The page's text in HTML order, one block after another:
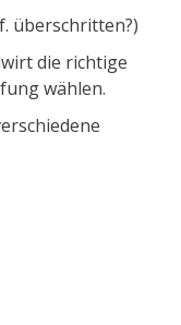
überschritten?)
die richtige
wählen.